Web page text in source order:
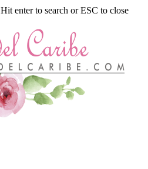
Hit enter to search or ESC to close